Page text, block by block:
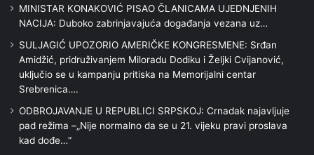
MINISTAR KONAKOVIĆ PISAO ČLANICAMA UJEDNJENIH
NACIJA: Duboko zabrinjavajuća događanja vezana uz…
SULJAGIĆ UPOZORIO AMERIČKE KONGRESMENE: Srđan
Amidžić, pridruživanjem Miloradu Dodiku i Željki Cvijanović,
uključio se u kampanju pritiska na Memorijalni centar
Srebrenica….
ODBROJAVANJE U REPUBLICI SRPSKOJ: Crnadak najavljuje
pad režima –„Nije normalno da se u 21. vijeku pravi proslava
kad dođe…“